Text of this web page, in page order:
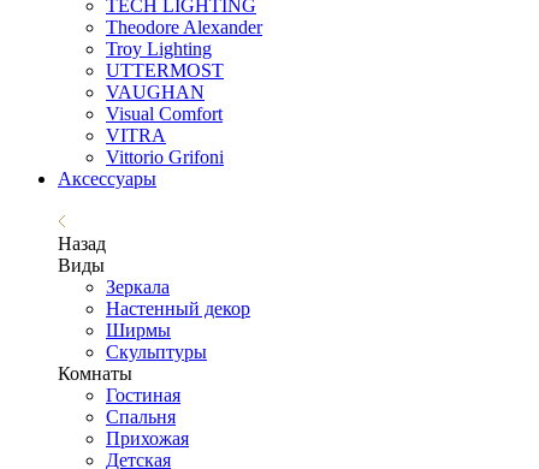
TECH LIGHTING
Theodore Alexander
Troy Lighting
UTTERMOST
VAUGHAN
Visual Comfort
VITRA
Vittorio Grifoni
Аксессуары
Назад
Виды
Зеркала
Настенный декор
Ширмы
Скульптуры
Комнаты
Гостиная
Спальня
Прихожая
Детская